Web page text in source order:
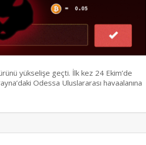
yükselişe geçti. İlk kez 24 Ekim’de
Odessa Uluslararası havaalanına